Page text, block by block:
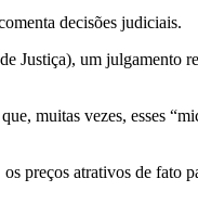
decisões judiciais.
Justiça), um julgamento
muitas vezes, esses
preços atrativos de fato